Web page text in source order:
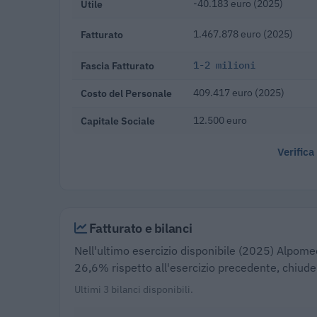
Utile -40.183 euro (2025)
Fatturato 1.467.878 euro (2025)
Fascia Fatturato 1-2 milioni
Costo del Personale 409.417 euro (2025)
Capitale Sociale 12.500 euro
Fatturato e bilanci
Nell'ultimo esercizio disponibile (2025)
26,6% rispetto all'esercizio precedente,
Ultimi 3 bilanci disponibili.